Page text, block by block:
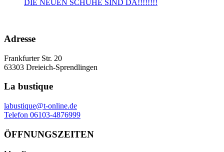
DIE NEUEN SCHUHE SIND DA!!!!!!!!
Adresse
Frankfurter Str. 20
63303 Dreieich-Sprendlingen
La bustique
labustique@t-online.de
Telefon 06103-4876999
ÖFFNUNGSZEITEN